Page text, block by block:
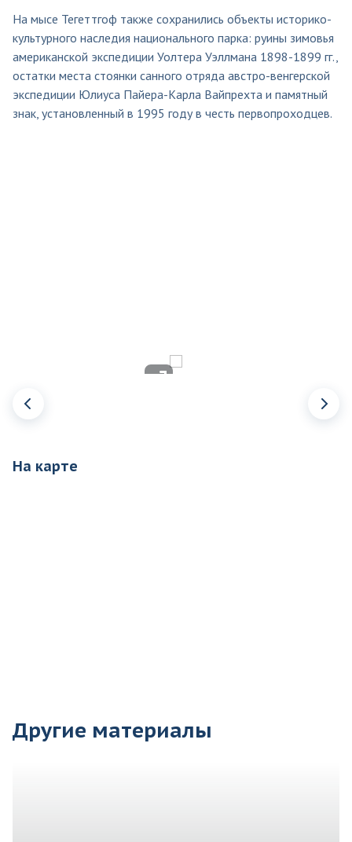
На мысе Тегеттгоф также сохранились объекты историко-
культурного наследия национального парка: руины зимовья
американской экспедиции Уолтера Уэллмана 1898-1899 гг.,
остатки места стоянки санного отряда австро-венгерской
экспедиции Юлиуса Пайера-Карла Вайпрехта и памятный
знак, установленный в 1995 году в честь первопроходцев.
На карте
Другие материалы